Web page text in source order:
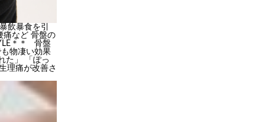
飲暴食を引
痛など 骨盤の
＊＊ 骨盤
物凄い効果
た」 「ぽっ
理痛が改善さ